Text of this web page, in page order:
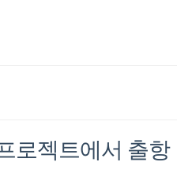
로젝트에서 출항